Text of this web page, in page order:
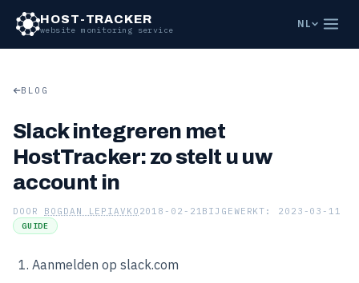
HOST-TRACKER
website monitoring service
NL
BLOG
Slack integreren met
HostTracker: zo stelt u uw
account in
DOOR BOGDAN LEPIAVKO 2018-02-21BIJGEWERKT: 2023-03-11
GUIDE
Aanmelden op slack.com